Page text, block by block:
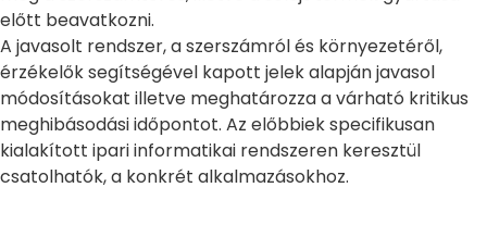
előtt beavatkozni.
A javasolt rendszer, a szerszámról és környezetéről,
érzékelők segítségével kapott jelek alapján javasol
módosításokat illetve meghatározza a várható kritikus
meghibásodási időpontot. Az előbbiek specifikusan
kialakított ipari informatikai rendszeren keresztül
csatolhatók, a konkrét alkalmazásokhoz.